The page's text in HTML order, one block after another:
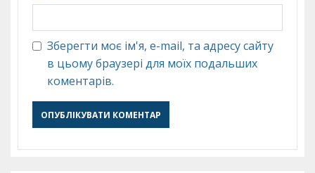
Зберегти моє ім'я, e-mail, та адресу сайту
в цьому браузері для моїх подальших
коментарів.